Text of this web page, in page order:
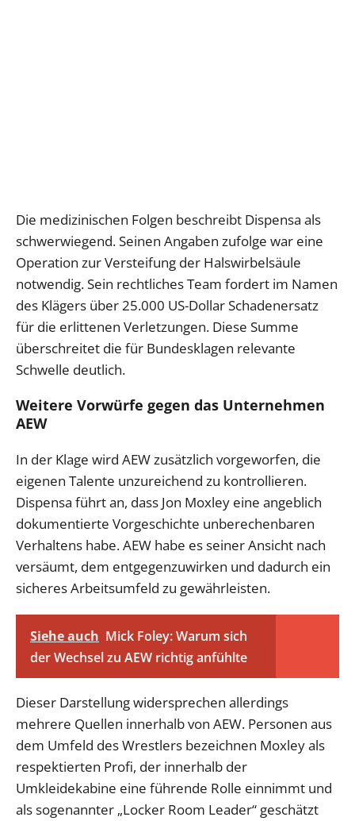
Die medizinischen Folgen beschreibt Dispensa als
schwerwiegend. Seinen Angaben zufolge war eine
Operation zur Versteifung der Halswirbelsäule
notwendig. Sein rechtliches Team fordert im Namen
des Klägers über 25.000 US-Dollar Schadenersatz
für die erlittenen Verletzungen. Diese Summe
überschreitet die für Bundesklagen relevante
Schwelle deutlich.
Weitere Vorwürfe gegen das Unternehmen
AEW
In der Klage wird AEW zusätzlich vorgeworfen, die
eigenen Talente unzureichend zu kontrollieren.
Dispensa führt an, dass Jon Moxley eine angeblich
dokumentierte Vorgeschichte unberechenbaren
Verhaltens habe. AEW habe es seiner Ansicht nach
versäumt, dem entgegenzuwirken und dadurch ein
sicheres Arbeitsumfeld zu gewährleisten.
Siehe auch Mick Foley: Warum sich
der Wechsel zu AEW richtig anfühlte
Dieser Darstellung widersprechen allerdings
mehrere Quellen innerhalb von AEW. Personen aus
dem Umfeld des Wrestlers bezeichnen Moxley als
respektierten Profi, der innerhalb der
Umkleidekabine eine führende Rolle einnimmt und
als sogenannter „Locker Room Leader“ geschätzt